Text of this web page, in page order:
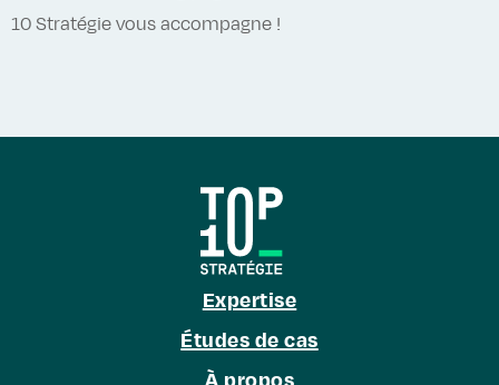
10 Stratégie vous accompagne !
Expertise
Études de cas
À propos